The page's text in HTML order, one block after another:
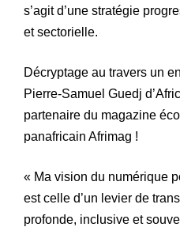
s’agit d’une stratégie
et sectorielle.
Décryptage au travers un
Pierre-Samuel Guedj
partenaire du magazine
panafricain Afrimag !
« Ma vision du numérique
est celle d’un levier de
profonde, inclusive et